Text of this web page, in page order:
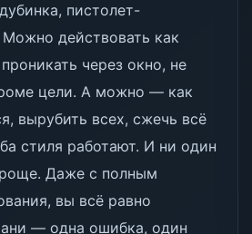
пистолет-
Можно действовать как
через окно, не
цели. А можно — как
вырубить всех, сжечь всё
стиля работают. И ни один
Даже с полным
вы всё равно
— одна ошибка, один